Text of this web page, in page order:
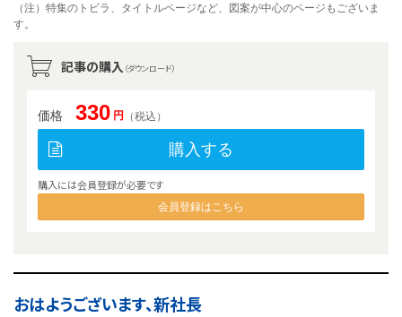
（注）特集のトビラ、タイトルページなど、図案が中心のページもございま
す。
記事の購入 （ダウンロード）
価格 330 円 （税込）
購入する
購入には会員登録が必要です
会員登録はこちら
おはようございます、新社長